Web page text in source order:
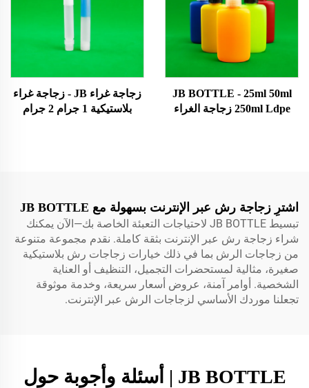
تصميم جديدة
JB BOTTLE - 25ml 50ml
250ml Ldpe زجاجة الغراء
زجاجة غراء JB - زجاجة غراء
بلاستيكية 1 جرام 2 جرام
اشترِ زجاجة رش عبر الإنترنت بسهولة مع JB BOTTLE
تبسيط JB BOTTLE لاحتياجات التعبئة الخاصة بك—الآن يمكنك
شراء زجاجة رش عبر الإنترنت بثقة كاملة. نقدم مجموعة متنوعة
من زجاجات الرش بما في ذلك خيارات زجاجات رش بلاستيكية
صغيرة، مثالية لمستحضرات التجميل، التنظيف أو العناية
الشخصية. أوامر آمنة، عروض أسعار سريعة، وخدمة موثوقة
تجعلنا موردك الأساسي لزجاجات الرش عبر الإنترنت.
JB BOTTLE | أسئلة وأجوبة حول